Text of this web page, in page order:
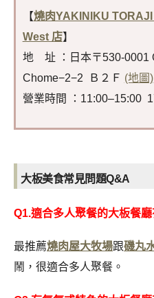
【燒肉YAKINIKU
West 店】
地 址 ：日本〒530-0001
Chome−2−2 Ｂ２Ｆ (地圖)
營業時間 ：11:00–15:00
大板美食常見問題Q&A
Q1.適合多人聚餐的大板餐廳
最推薦燒肉屋大牧場跟磯丸
鬧，很適合多人聚餐。